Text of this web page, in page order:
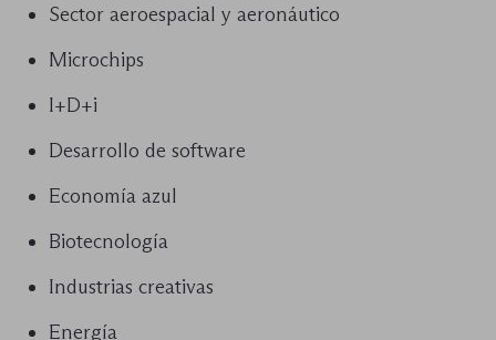
Sector aeroespacial y aeronáutico
Microchips
I+D+i
Desarrollo de software
Economía azul
Biotecnología
Industrias creativas
Energía